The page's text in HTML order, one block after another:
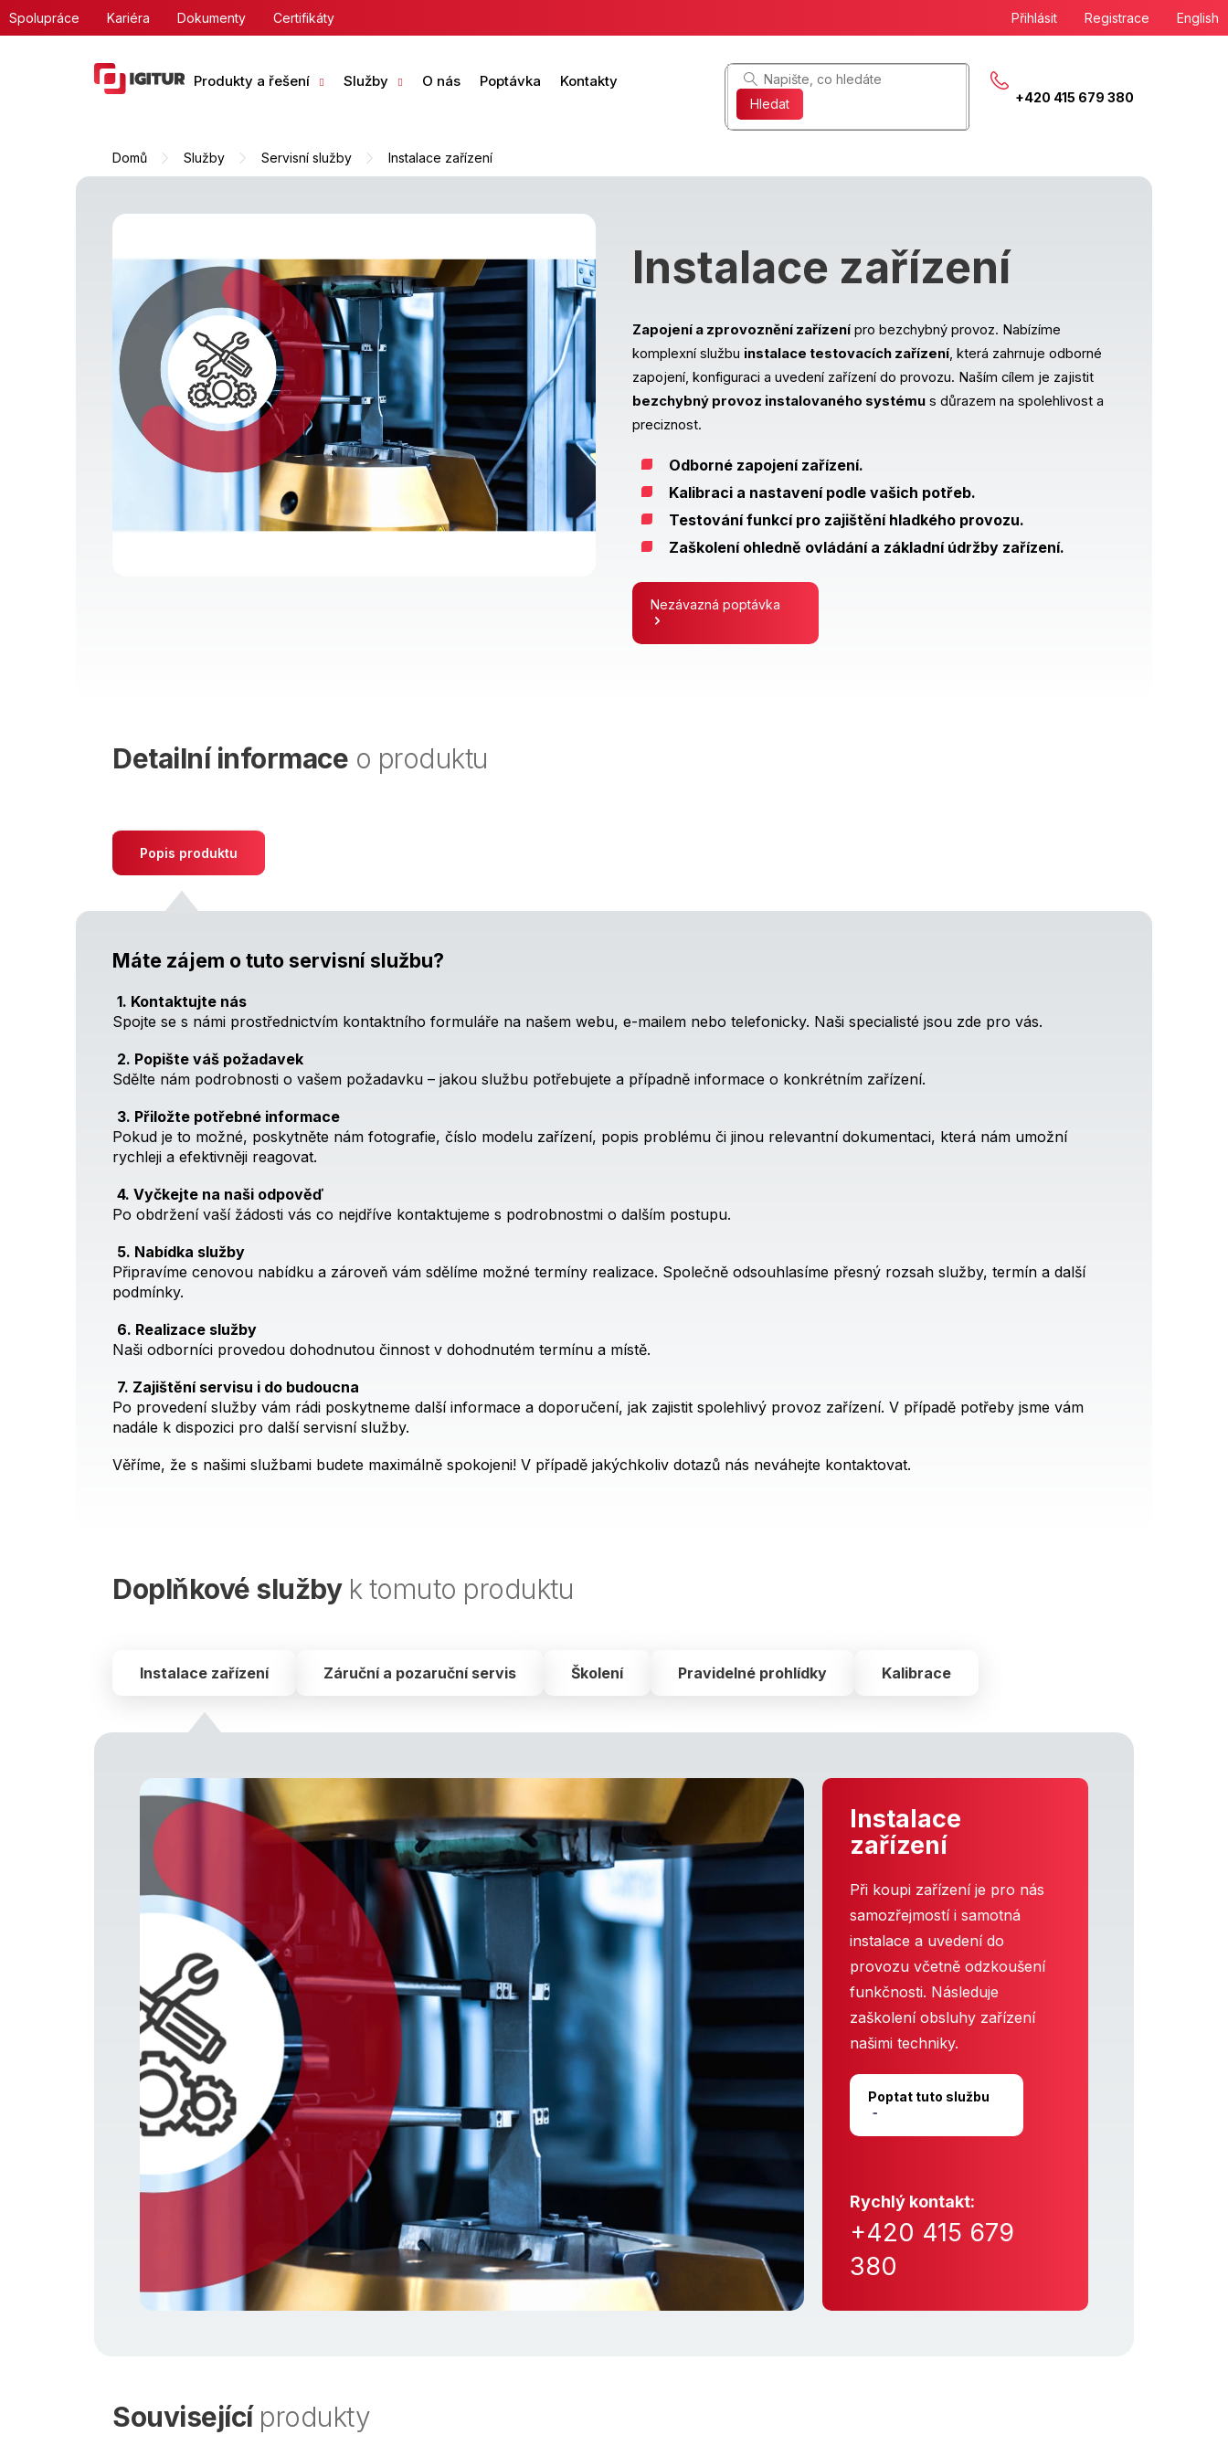
naSpolupráce Kariéra Dokumenty Certifikáty Přihlásit Registrace English
Produkty a řešení Služby O nás Poptávka Kontakty
Hledat +420 415 679 380
Domů Služby Servisní služby Instalace zařízení
Instalace zařízení
Zapojení a zprovoznění zařízení pro bezchybný provoz. Nabízíme
komplexní službu instalace testovacích zařízení , která zahrnuje odborné
zapojení, konfiguraci a uvedení zařízení do provozu. Naším cílem je zajistit
bezchybný provoz instalovaného systému s důrazem na spolehlivost a
preciznost.
Odborné zapojení zařízení.
Kalibraci a nastavení podle vašich potřeb.
Testování funkcí pro zajištění hladkého provozu.
Zaškolení ohledně ovládání a základní údržby zařízení.
Nezávazná poptávka
Detailní informace o produktu
Popis produktu
Máte zájem o tuto servisní službu?
1. Kontaktujte nás
Spojte se s námi prostřednictvím kontaktního formuláře na našem webu, e-mailem nebo telefonicky. Naši specialisté jsou zde pro vás.
2. Popište váš požadavek
Sdělte nám podrobnosti o vašem požadavku – jakou službu potřebujete a případně informace o konkrétním zařízení.
3. Přiložte potřebné informace
Pokud je to možné, poskytněte nám fotografie, číslo modelu zařízení, popis problému či jinou relevantní dokumentaci, která nám umožní
rychleji a efektivněji reagovat.
4. Vyčkejte na naši odpověď
Po obdržení vaší žádosti vás co nejdříve kontaktujeme s podrobnostmi o dalším postupu.
5. Nabídka služby
Připravíme cenovou nabídku a zároveň vám sdělíme možné termíny realizace. Společně odsouhlasíme přesný rozsah služby, termín a další
podmínky.
6. Realizace služby
Naši odborníci provedou dohodnutou činnost v dohodnutém termínu a místě.
7. Zajištění servisu i do budoucna
Po provedení služby vám rádi poskytneme další informace a doporučení, jak zajistit spolehlivý provoz zařízení. V případě potřeby jsme vám
nadále k dispozici pro další servisní služby.
Věříme, že s našimi službami budete maximálně spokojeni! V případě jakýchkoliv dotazů nás neváhejte kontaktovat.
Doplňkové službyk tomuto produktu
Instalace zařízení Záruční a pozaruční servis Školení Pravidelné prohlídky Kalibrace
Instalace
zařízení
Při koupi zařízení je pro nás
samozřejmostí i samotná
instalace a uvedení do
provozu včetně odzkoušení
funkčnosti. Následuje
zaškolení obsluhy zařízení
našimi techniky.
Poptat tuto službu
Rychlý kontakt:
+420 415 679
380
Souvisejícíprodukty